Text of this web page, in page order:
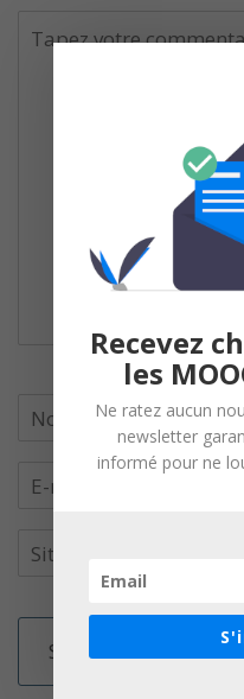
Recevez
les
Ne ratez aucun
newsletter
informé pour ne